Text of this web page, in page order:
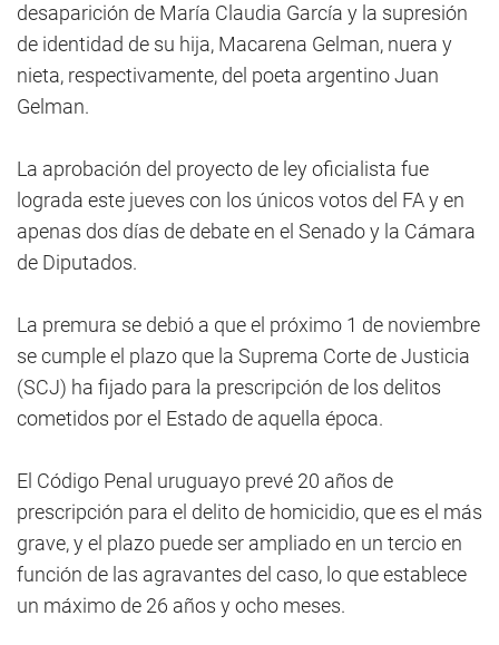
desaparición de María Claudia García y la supresión
de identidad de su hija, Macarena Gelman, nuera y
nieta, respectivamente, del poeta argentino Juan
Gelman.
La aprobación del proyecto de ley oficialista fue
lograda este jueves con los únicos votos del FA y en
apenas dos días de debate en el Senado y la Cámara
de Diputados.
La premura se debió a que el próximo 1 de noviembre
se cumple el plazo que la Suprema Corte de Justicia
(SCJ) ha fijado para la prescripción de los delitos
cometidos por el Estado de aquella época.
El Código Penal uruguayo prevé 20 años de
prescripción para el delito de homicidio, que es el más
grave, y el plazo puede ser ampliado en un tercio en
función de las agravantes del caso, lo que establece
un máximo de 26 años y ocho meses.